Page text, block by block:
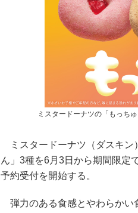
ミスタードーナツの「もっち
ミスタードーナツ（ダスキン
ん」3種を6月3日から期間限定
予約受付を開始する。
弾力のある食感とやわらかい